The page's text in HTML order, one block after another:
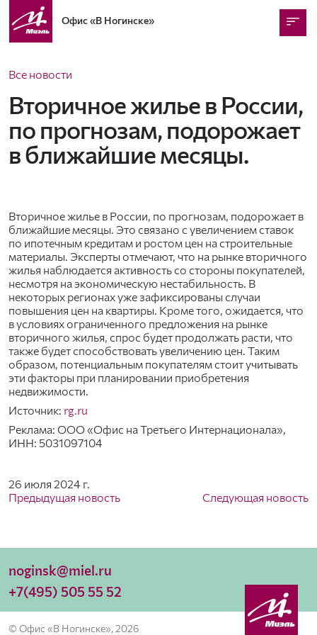
Офис«В Ногинске»
Все новости
Вторичное жилье в России,
по прогнозам, подорожает
в ближайшие месяцы.
Вторичное жилье в России, по прогнозам, подорожает в
ближайшие месяцы. Это связано с увеличением ставок
по ипотечным кредитам и ростом цен на строительные
материалы. Эксперты отмечают, что на рынке вторичного
жилья наблюдается активность со стороны покупателей,
несмотря на экономическую нестабильность. В
некоторых регионах уже зафиксированы случаи
повышения цен на квартиры. Кроме того, ожидается, что
в условиях ограниченного предложения на рынке
вторичного жилья, спрос будет продолжать расти, что
также будет способствовать увеличению цен. Таким
образом, потенциальным покупателям стоит учитывать
эти факторы при планировании приобретения
недвижимости.
Источник: rg.ru
Реклама: ООО «Офис на Третьего Интернационала»,
ИНН: 5031097104
26 июля 2024 г.
Предыдущая новость
Следующая новость
noginsk@miel.ru
+7(495) 505 55 52
© Офис «В Ногинске», 2026